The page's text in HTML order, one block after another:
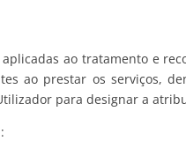
ao tratamento e
ao prestar os serviços,
para designar a